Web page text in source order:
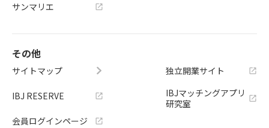
サンマリエ
その他
サイトマップ
IBJ RESERVE
会員ログインページ
独立開業サイト
IBJマッチングアプリ
研究室